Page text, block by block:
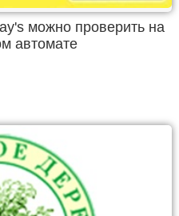
можно проверить на
автомате